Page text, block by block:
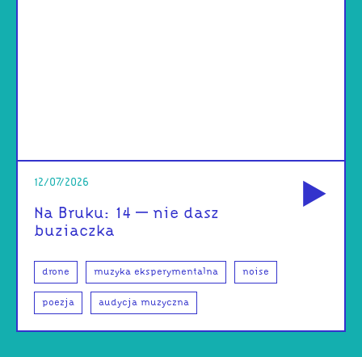
12/07/2026
Na Bruku: 14 – nie dasz
buziaczka
drone muzyka eksperymentalna noise
poezja audycja muzyczna